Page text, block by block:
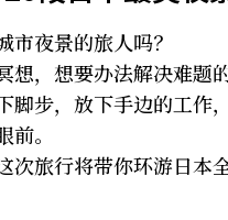
市夜景的旅人吗？
想，想要办法解决难题
脚步，放下手边的工作
。
次旅行将带你环游日本